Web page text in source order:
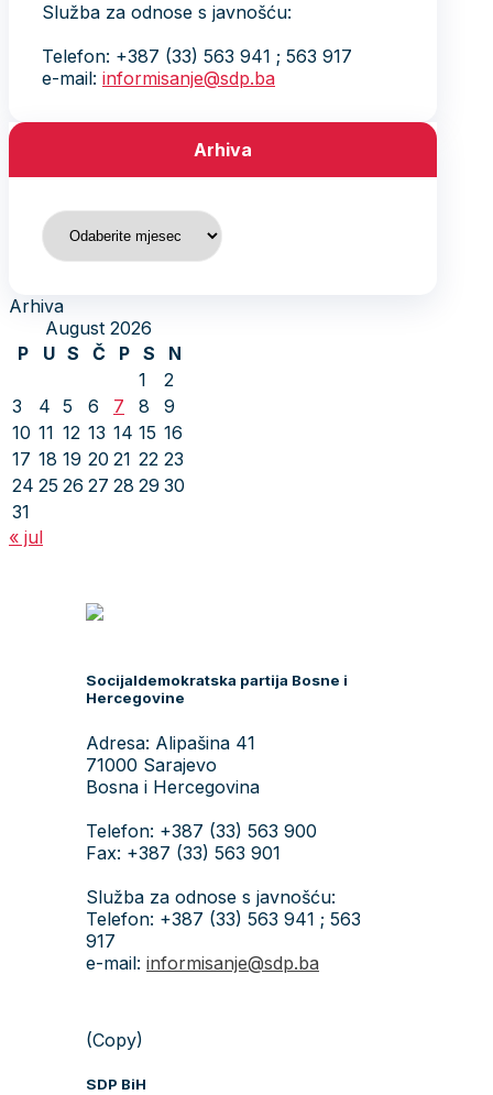
Služba za odnose s javnošću:
Telefon: +387 (33) 563 941 ; 563 917
e-mail: informisanje@sdp.ba
Arhiva
Arhiva
Arhiva
August 2026
P
U S Č P S
N
1
2
3
4 5 6 7 8
9
10 11 12 13 14 15 16
17 18 19 20 21 22 23
24 25 26 27 28 29 30
31
« jul
Socijaldemokratska partija Bosne i
Hercegovine
Adresa: Alipašina 41
71000 Sarajevo
Bosna i Hercegovina
Telefon: +387 (33) 563 900
Fax: +387 (33) 563 901
Služba za odnose s javnošću:
Telefon: +387 (33) 563 941 ; 563
917
e-mail: informisanje@sdp.ba
(Copy)
SDP BiH